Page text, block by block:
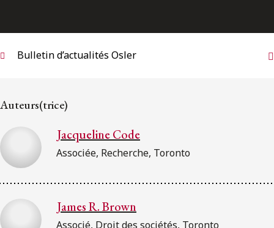
S’abonner aux articles Osler
S’abonner
Bulletin d’actualités Osler
Auteurs(trice)
Jacqueline Code
Associée, Recherche, Toronto
James R. Brown
Associé, Droit des sociétés, Toronto